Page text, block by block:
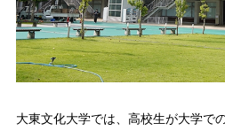
大東文化大学では、高校生が大学で